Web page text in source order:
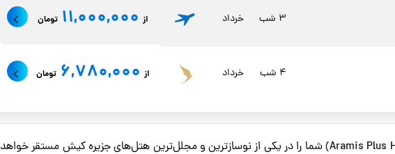
3 شب خرداد از 11,000,000 تومان
4 شب خرداد از 6,780,000 تومان
رزرو هتل آرامیس پلاس کیش (Aramis Plus Hotel) شما را در یکی از نوسازترین و مجلل‌ترین هتل‌های جزیره کیش مستقر خواهد